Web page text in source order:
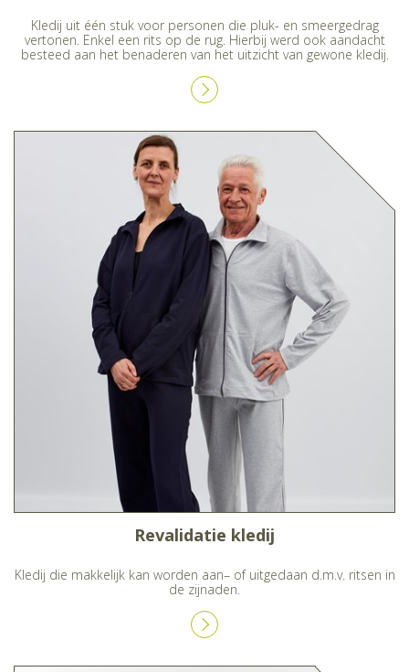
Kledij uit één stuk voor personen die pluk- en smeergedrag
vertonen. Enkel een rits op de rug. Hierbij werd ook aandacht
besteed aan het benaderen van het uitzicht van gewone kledij.
Revalidatie kledij
Kledij die makkelijk kan worden aan– of uitgedaan d.m.v. ritsen in
de zijnaden.